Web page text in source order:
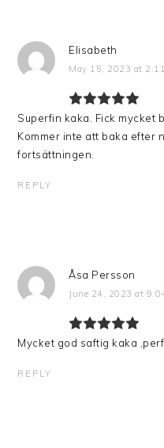
Elisabeth
May 15, 2023 at
Superfin kaka. Fick mycket
Kommer inte att baka efter
fortsättningen.
REPLY
Åsa Persson
June 24, 2023 at
Mycket god saftig kaka
REPLY